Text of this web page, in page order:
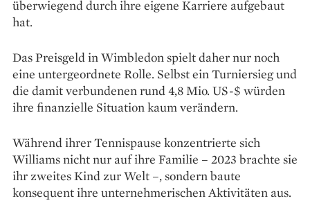
überwiegend durch ihre eigene Karriere aufgebaut
hat.
Das Preisgeld in Wimbledon spielt daher nur noch
eine untergeordnete Rolle. Selbst ein Turniersieg und
die damit verbundenen rund 4,8 Mio. US-$ würden
ihre finanzielle Situation kaum verändern.
Während ihrer Tennispause konzentrierte sich
Williams nicht nur auf ihre Familie – 2023 brachte sie
ihr zweites Kind zur Welt –, sondern baute
konsequent ihre unternehmerischen Aktivitäten aus.